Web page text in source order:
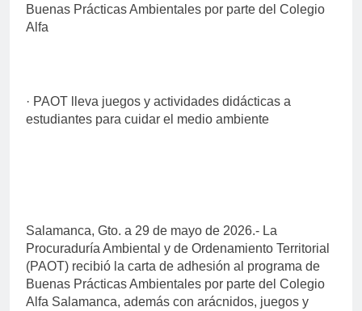
Buenas Prácticas Ambientales por parte del Colegio
Alfa
· PAOT lleva juegos y actividades didácticas a
estudiantes para cuidar el medio ambiente
Salamanca, Gto. a 29 de mayo de 2026.- La
Procuraduría Ambiental y de Ordenamiento Territorial
(PAOT) recibió la carta de adhesión al programa de
Buenas Prácticas Ambientales por parte del Colegio
Alfa Salamanca, además con arácnidos, juegos y